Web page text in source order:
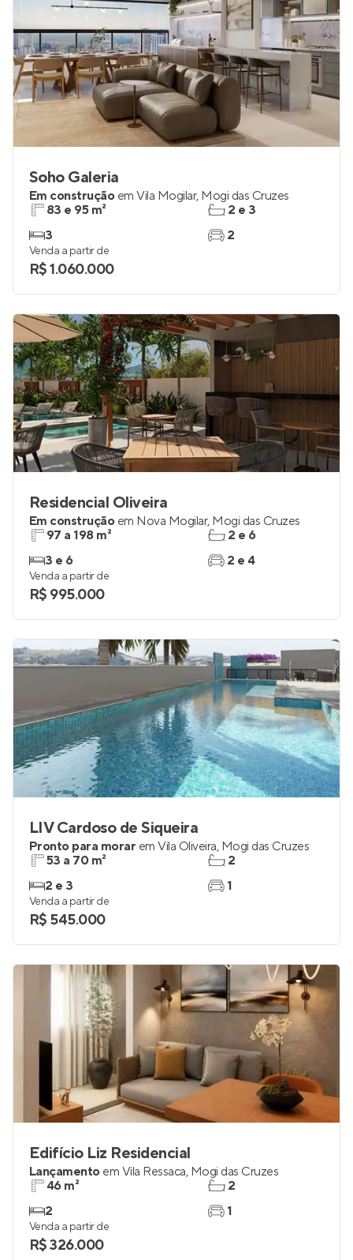
Soho Galeria
Em construção em Vila Mogilar, Mogi das Cruzes
83 e 95 m²
3
2 e 3
2
Venda a partir de
R$ 1.060.000
Residencial Oliveira
Em construção em Nova Mogilar, Mogi das Cruzes
97 a 198 m²
3 e 6
2 e 6
2 e 4
Venda a partir de
R$ 995.000
LIV Cardoso de Siqueira
Pronto para morar em Vila Oliveira, Mogi das Cruzes
53 a 70 m²
2 e 3
2
1
Venda a partir de
R$ 545.000
Edifício Liz Residencial
Lançamento em Vila Ressaca, Mogi das Cruzes
46 m²
2
2
1
Venda a partir de
R$ 326.000